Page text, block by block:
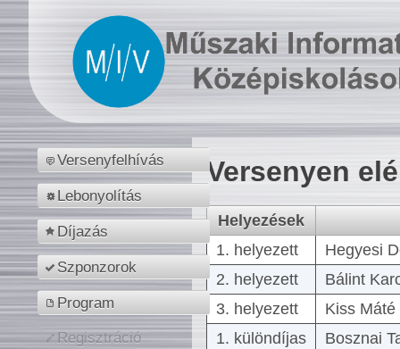
Versenyfelhívás
Lebonyolítás
Díjazás
Szponzorok
Program
Regisztráció
Versenyen
Helyezések
1. helyezett
Hegyesi
2. helyezett
Bálint
3. helyezett
Kiss
1. különdíjas
Bosznai